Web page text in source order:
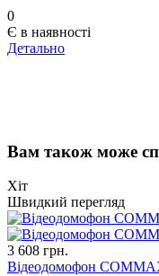
0
Є в наявності
Детально
Вам також може
Хіт
Швидкий перегляд
3 608 грн.
Відеодомофон